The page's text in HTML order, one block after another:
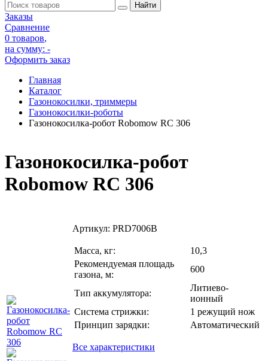
Заказы
Сравнение
0 товаров,
на сумму: -
Оформить заказ
Главная
Каталог
Газонокосилки, триммеры
Газонокосилки-роботы
Газонокосилка-робот Robomow RС 306
Газонокосилка-робот
Robomow RС 306
Артикул: PRD7006B
Масса, кг:
10,3
Рекомендуемая площадь
газона, м:
600
Тип аккумулятора:
Литиево-
ионный
Система стрижки:
1 режущий нож
Принцип зарядки:
Автоматический
Все характеристики